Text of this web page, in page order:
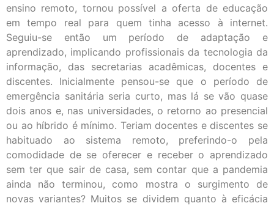
ensino remoto, tornou possível a oferta de educação
em tempo real para quem tinha acesso à internet.
Seguiu-se então um período de adaptação e
aprendizado, implicando profissionais da tecnologia da
informação, das secretarias acadêmicas, docentes e
discentes. Inicialmente pensou-se que o período de
emergência sanitária seria curto, mas lá se vão quase
dois anos e, nas universidades, o retorno ao presencial
ou ao híbrido é mínimo. Teriam docentes e discentes se
habituado ao sistema remoto, preferindo-o pela
comodidade de se oferecer e receber o aprendizado
sem ter que sair de casa, sem contar que a pandemia
ainda não terminou, como mostra o surgimento de
novas variantes? Muitos se dividem quanto à eficácia